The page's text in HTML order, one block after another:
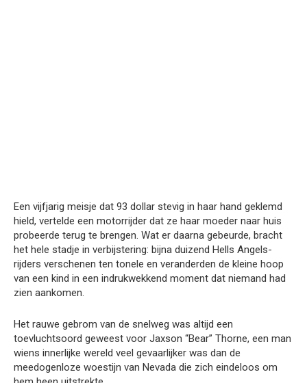
Een vijfjarig meisje dat 93 dollar stevig in haar hand geklemd
hield, vertelde een motorrijder dat ze haar moeder naar huis
probeerde terug te brengen. Wat er daarna gebeurde, bracht
het hele stadje in verbijstering: bijna duizend Hells Angels-
rijders verschenen ten tonele en veranderden de kleine hoop
van een kind in een indrukwekkend moment dat niemand had
zien aankomen.
Het rauwe gebrom van de snelweg was altijd een
toevluchtsoord geweest voor Jaxson “Bear” Thorne, een man
wiens innerlijke wereld veel gevaarlijker was dan de
meedogenloze woestijn van Nevada die zich eindeloos om